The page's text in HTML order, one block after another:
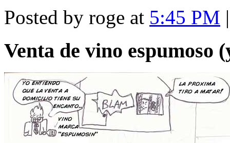
Posted by roge at 5:45 PM
Venta de vino espumoso